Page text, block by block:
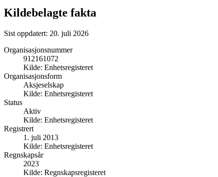
Kildebelagte fakta
Sist oppdatert: 20. juli 2026
Organisasjonsnummer
912161072
Kilde: Enhetsregisteret
Organisasjonsform
Aksjeselskap
Kilde: Enhetsregisteret
Status
Aktiv
Kilde: Enhetsregisteret
Registrert
1. juli 2013
Kilde: Enhetsregisteret
Regnskapsår
2023
Kilde: Regnskapsregisteret